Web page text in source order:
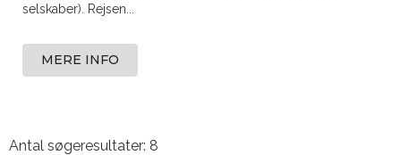
selskaber). Rejsen...
MERE INFO
Antal søgeresultater: 8